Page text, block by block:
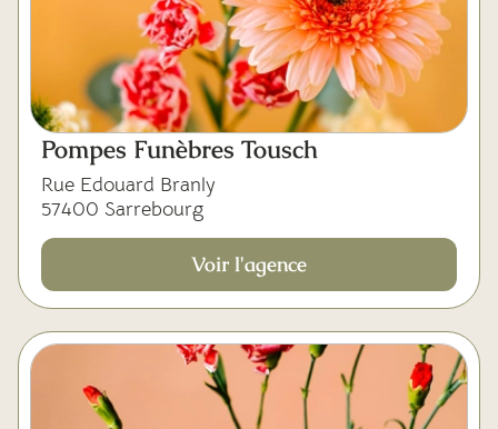
Pompes Funèbres Tousch
Rue Edouard Branly
57400 Sarrebourg
Voir l'agence